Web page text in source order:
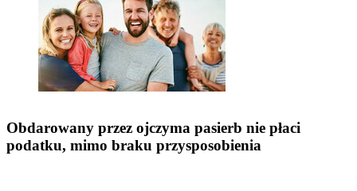
Obdarowany przez ojczyma pasierb nie płaci
podatku, mimo braku przysposobienia